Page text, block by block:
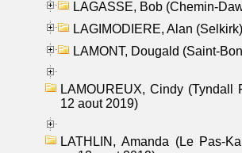
LAGASSE, Bob (Chemin-
LAGIMODIERE, Alan (Selkirk)
LAMONT, Dougald (Saint-
LAMOUREUX, Cindy (Tyndall
12 aout 2019)
LATHLIN, Amanda (Le Pas-